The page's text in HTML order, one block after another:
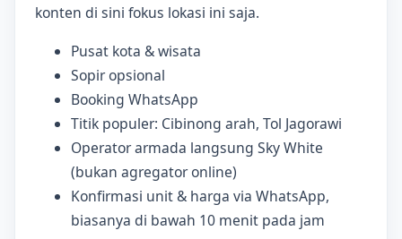
konten di sini fokus lokasi ini saja.
Pusat kota & wisata
Sopir opsional
Booking WhatsApp
Titik populer: Cibinong arah, Tol Jagorawi
Operator armada langsung Sky White
(bukan agregator online)
Konfirmasi unit & harga via WhatsApp,
biasanya di bawah 10 menit pada jam